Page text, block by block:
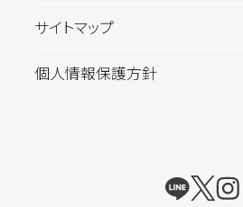
サイトマップ
個人情報保護方針